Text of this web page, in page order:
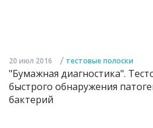
20 июл 2016 / тестовые полоски
"Бумажная диагностика".
быстрого обнаружения
бактерий